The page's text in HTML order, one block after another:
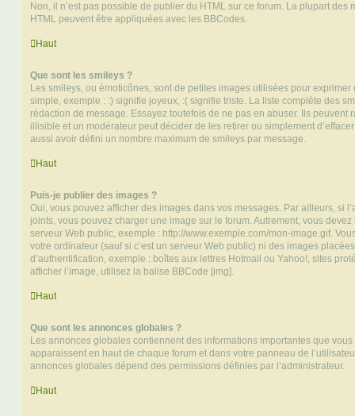
Non, il n’est pas possible de publier du HTML sur ce forum. La plupart des
HTML peuvent être appliquées avec les BBCodes.
Haut
Que sont les smileys ?
Les smileys, ou émoticônes, sont de petites images utilisées pour
simple, exemple : :) signifie joyeux, :( signifie triste. La liste complète des
rédaction de message. Essayez toutefois de ne pas en abuser. Ils peuvent
illisible et un modérateur peut décider de les retirer ou simplement
aussi avoir défini un nombre maximum de smileys par message.
Haut
Puis-je publier des images ?
Oui, vous pouvez afficher des images dans vos messages. Par ailleurs, si
joints, vous pouvez charger une image sur le forum. Autrement, vous
serveur Web public, exemple : http://www.exemple.com/mon-image.gif.
votre ordinateur (sauf si c’est un serveur Web public) ni des images
d’authentification, exemple : boîtes aux lettres Hotmail ou Yahoo!, sites
afficher l’image, utilisez la balise BBCode [img].
Haut
Que sont les annonces globales ?
Les annonces globales contiennent des informations importantes que
apparaissent en haut de chaque forum et dans votre panneau de
annonces globales dépend des permissions définies par l’administrateur.
Haut